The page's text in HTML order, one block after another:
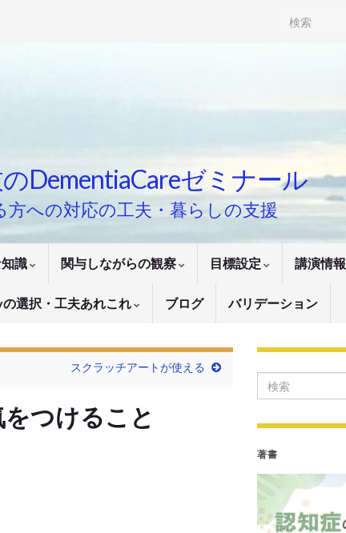
Search for:
DementiaCareゼミナール
方への対応の工夫・暮らしの支援
識 関与しながらの観察 目標設定 講演情報
選択・工夫あれこれ ブログ バリデーション
スクラッチアートが使える
つけること
Search for:
著書